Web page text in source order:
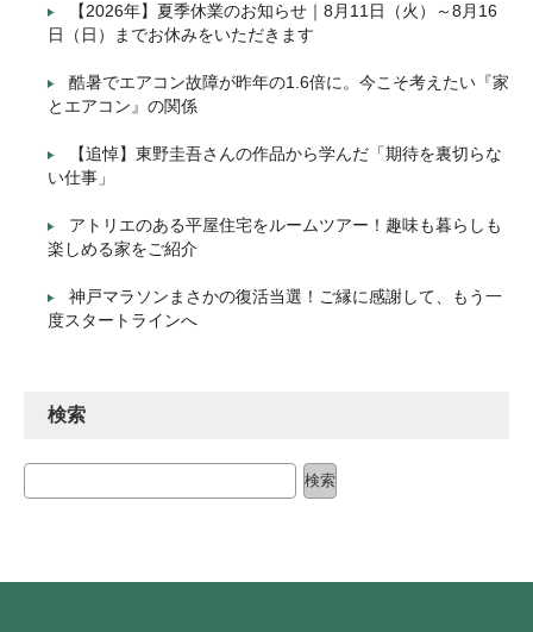
【2026年】夏季休業のお知らせ｜8月11日（火）～8月16
日（日）までお休みをいただきます
酷暑でエアコン故障が昨年の1.6倍に。今こそ考えたい『家
とエアコン』の関係
【追悼】東野圭吾さんの作品から学んだ「期待を裏切らな
い仕事」
アトリエのある平屋住宅をルームツアー！趣味も暮らしも
楽しめる家をご紹介
神戸マラソンまさかの復活当選！ご縁に感謝して、もう一
度スタートラインへ
検索
検索
検索